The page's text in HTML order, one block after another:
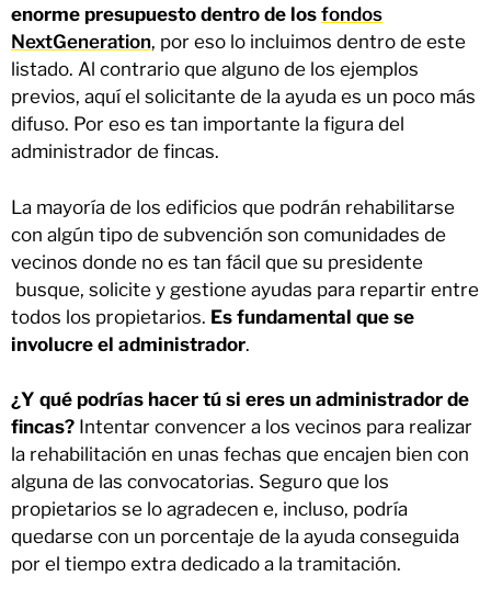
enorme presupuesto dentro de los fondos
NextGeneration, por eso lo incluimos dentro de este
listado. Al contrario que alguno de los ejemplos
previos, aquí el solicitante de la ayuda es un poco más
difuso. Por eso es tan importante la figura del
administrador de fincas.
La mayoría de los edificios que podrán rehabilitarse
con algún tipo de subvención son comunidades de
vecinos donde no es tan fácil que su presidente
busque, solicite y gestione ayudas para repartir entre
todos los propietarios. Es fundamental que se
involucre el administrador.
¿Y qué podrías hacer tú si eres un administrador de
fincas? Intentar convencer a los vecinos para realizar
la rehabilitación en unas fechas que encajen bien con
alguna de las convocatorias. Seguro que los
propietarios se lo agradecen e, incluso, podría
quedarse con un porcentaje de la ayuda conseguida
por el tiempo extra dedicado a la tramitación.